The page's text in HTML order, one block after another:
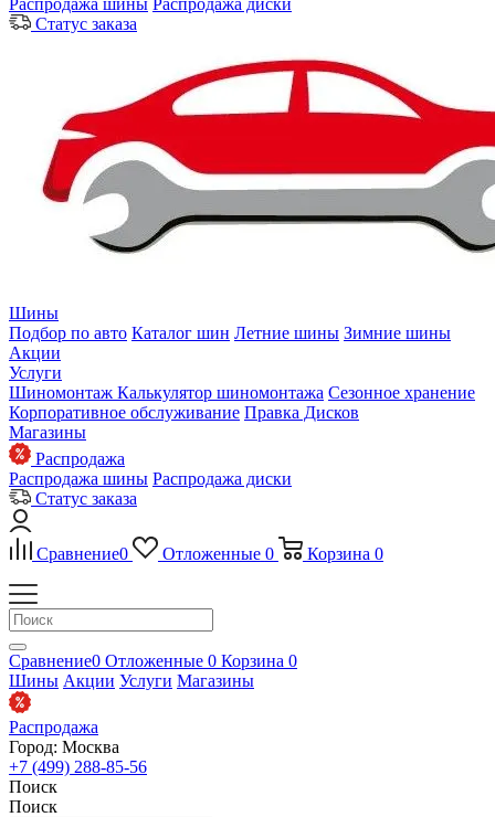
Распродажа шины Распродажа диски
Статус заказа
Шины
Подбор по авто Каталог шин Летние шины Зимние шины
Акции
Услуги
Шиномонтаж Калькулятор шиномонтажа Сезонное хранение
Корпоративное обслуживание Правка Дисков
Магазины
Распродажа
Распродажа шины Распродажа диски
Статус заказа
Сравнение0 Отложенные 0 Корзина 0
Сравнение0 Отложенные 0 Корзина 0
Шины Акции Услуги Магазины
Распродажа
Город: Москва
+7 (499) 288-85-56
Поиск
Поиск